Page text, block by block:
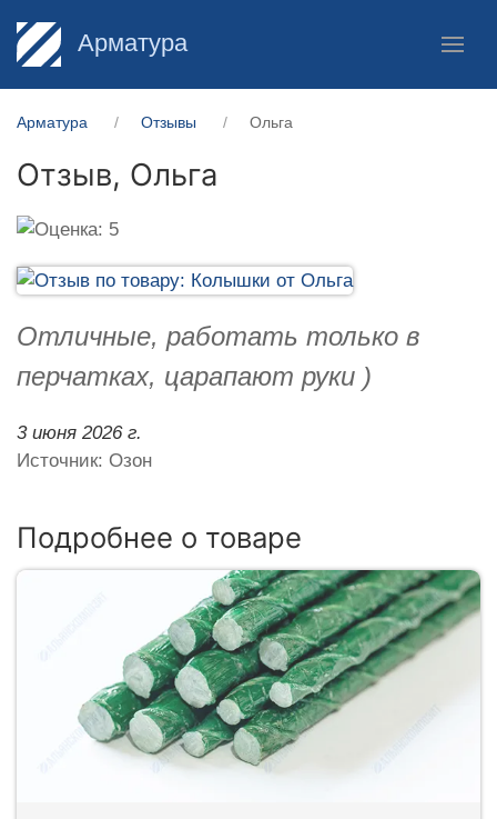
Арматура
Арматура Отзывы Ольга
Отзыв, Ольга
Отличные, работать только в
перчатках, царапают руки )
3 июня 2026 г.
Источник: Озон
Подробнее о товаре